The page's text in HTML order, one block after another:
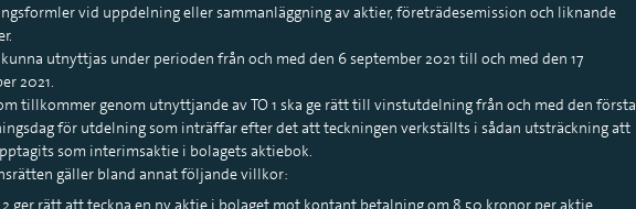
vid uppdelning eller sammanläggning av aktier, företrädesemission och liknande
kunna utnyttjas under perioden från och med den 6 september 2021 till och med den 17
2021.
tillkommer genom utnyttjande av TO 1 ska ge rätt till vinstutdelning från och med den första
för utdelning som inträffar efter det att teckningen verkställts i sådan utsträckning att
som interimsaktie i bolagets aktiebok.
gäller bland annat följande villkor:
2 ger rätt att teckna en ny aktie i bolaget mot kontant betalning om 8,50 kronor per aktie.